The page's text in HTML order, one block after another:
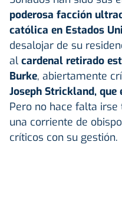
poderosa facción
católica en Estados
desalojar de su
al cardenal retirado
Burke, abiertamente
Joseph Strickland, que
Pero no hace falta irse
una corriente de
críticos con su gestión.